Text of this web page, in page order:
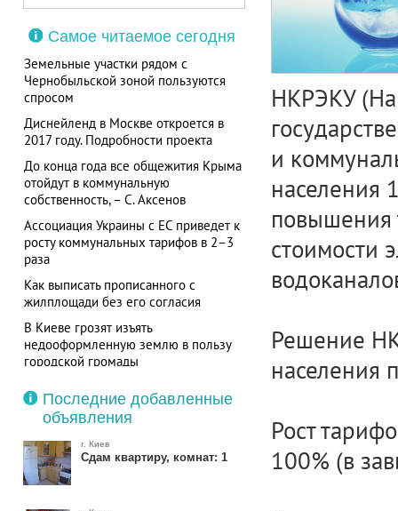
Самое читаемое сегодня
Земельные участки рядом с
Чернобыльской зоной пользуются
спросом
Диснейленд в Москве откроется в
2017 году. Подробности проекта
До конца года все общежития Крыма
отойдут в коммунальную
собственность, – С. Аксенов
Ассоциация Украины с ЕС приведет к
росту коммунальных тарифов в 2–3
раза
Как выписать прописанного с
жилплощади без его согласия
В Киеве грозят изъять
недооформленную землю в пользу
городской громады
Последние добавленные
объявления
г. Киев
Сдам квартиру, комнат: 1
НКРЭКУ
и
населения
повышения
стоимости
Решение
населения
Рост
100% (в